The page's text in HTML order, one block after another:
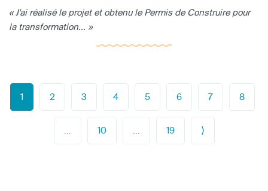
« J'ai réalisé le projet et obtenu le Permis de Construire pour
la transformation... »
1 2 3 4 5 6 7 8
... 10 ... 19 ⟩